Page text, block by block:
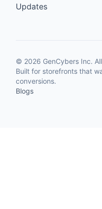
Updates
© 2026 GenCybers Inc.
Built for storefronts that
conversions.
Blogs